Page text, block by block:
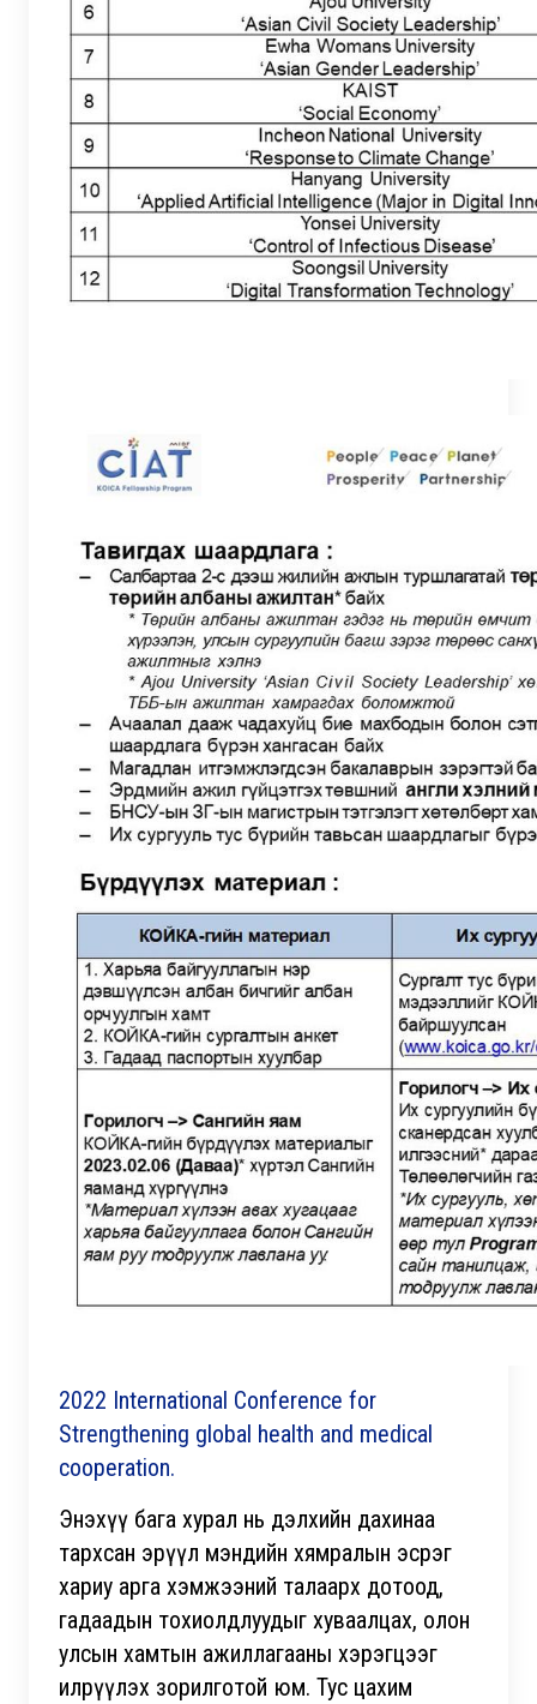
2022 International Conference for
Strengthening global health and medical
cooperation.
Энэхүү бага хурал нь дэлхийн дахинаа
тархсан эрүүл мэндийн хямралын эсрэг
хариу арга хэмжээний талаарх дотоод,
гадаадын тохиолдлуудыг хуваалцах, олон
улсын хамтын ажиллагааны хэрэгцээг
илрүүлэх зорилготой юм. Тус цахим